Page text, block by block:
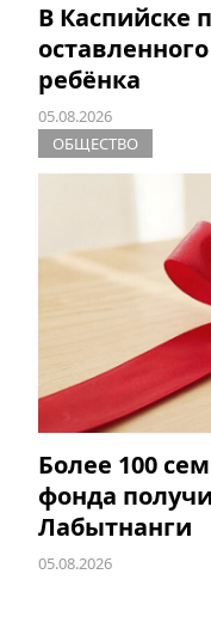
В Каспийске
ребёнка
05.08.2026
ОБЩЕСТВО
Более 100
фонда
Лабытнанги
05.08.2026